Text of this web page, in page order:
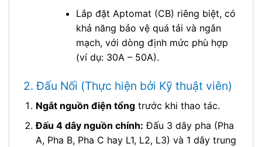
Lắp đặt Aptomat (CB) riêng biệt, có
khả năng bảo vệ quá tải và ngắn
mạch, với dòng định mức phù hợp
(ví dụ: 30A – 50A).
2. Đấu Nối (Thực hiện bởi Kỹ thuật viên)
Ngắt nguồn điện tổngtrước khi thao tác.
Đấu 4 dây nguồn chính: Đấu 3 dây pha (Pha
A, Pha B, Pha C hay L1, L2, L3) và 1 dây trung